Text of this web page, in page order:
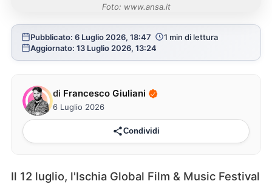
Foto: www.ansa.it
Pubblicato: 6 Luglio 2026, 18:47
1 min di lettura
Aggiornato: 13 Luglio 2026, 13:24
di Francesco Giuliani
6 Luglio 2026
Condividi
Il 12 luglio, l'Ischia Global Film & Music Festival